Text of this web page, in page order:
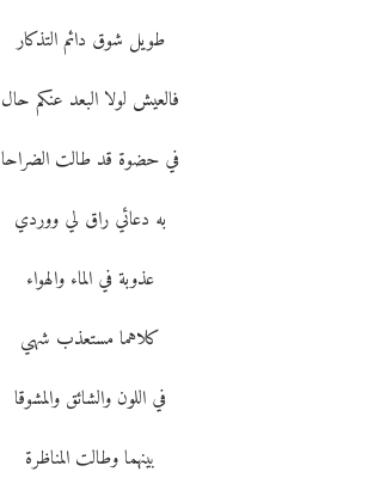
طويل شوق دائم التذكار
فالعيش لولا البعد عنكم حال
في حضوة قد طالت الضراحا
به دعائي راق لي ووردي
عذوبة في الماء والهواء
كلاهما مستعذب شهي
في اللون والشائق والمشوقا
بينهما وطالت المناظرة